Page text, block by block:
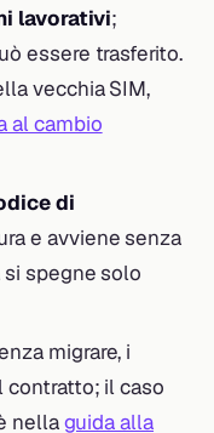
lavorativi;
essere trasferito.
vecchia SIM,
al cambio
di
e avviene senza
spegne solo
migrare, i
contratto; il caso
nellaguida alla